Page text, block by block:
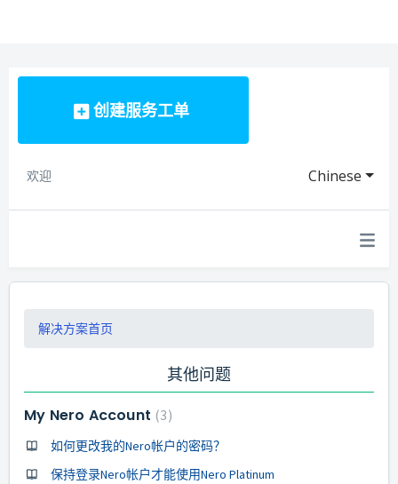
创建服务工单
Chinese
欢迎
解决方案首页
其他问题
My Nero Account 3
如何更改我的Nero帐户的密码？
保持登录Nero帐户才能使用Nero Platinum